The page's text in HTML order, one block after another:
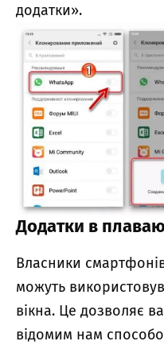
додатки».
Додатки в
Власники
можуть
вікна. Це дозволяє
відомим нам